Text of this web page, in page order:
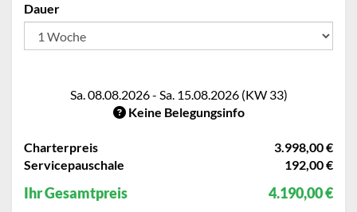
Dauer
Sa. 08.08.2026 - Sa. 15.08.2026 (KW 33)
Keine Belegungsinfo
Charterpreis
3.998,00 €
Servicepauschale
192,00 €
Ihr Gesamtpreis 4.190,00 €